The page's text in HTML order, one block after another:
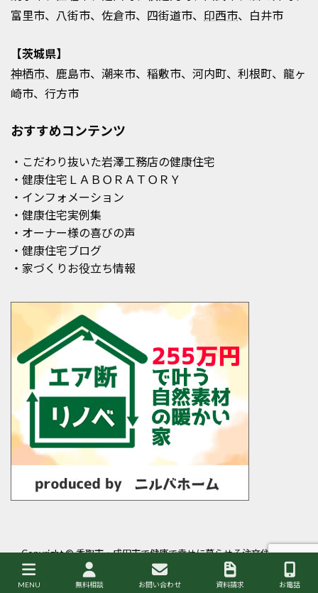
富里市、八街市、佐倉市、四街道市、 印西市、白井市
【茨城県】
神栖市、鹿島市、潮来市、稲敷市、河内町、利根町、龍ヶ
崎市、行方市
おすすめコンテンツ
・こだわり抜いた岩澤工務店の健康住宅
・健康住宅ＬＡＢＯＲＡＴＯＲＹ
・インフォメーション
・健康住宅実例集
・オーナー様の喜びの声
・健康住宅ブログ
・家づくりお役立ち情報
Copyright ©香取市・成田市で健康で幸せに暮らせる注文住宅・平
屋を建てるなら岩澤工務店
All Rights Reserved.
MENU 無料相談 お問い合わせ 資料請求 お電話